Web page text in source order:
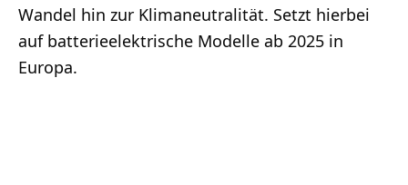
Wandel hin zur Klimaneutralität. Setzt hierbei
auf batterieelektrische Modelle ab 2025 in
Europa.